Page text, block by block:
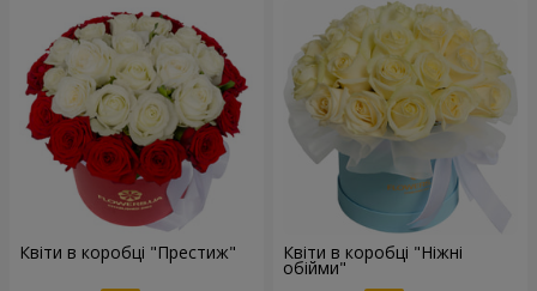
Квіти в коробці "Престиж" Квіти в коробці "Ніжні
обійми"